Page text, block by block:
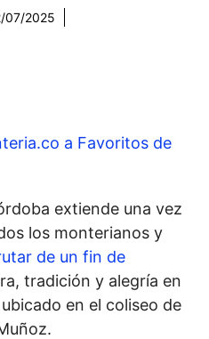
07/2025
a Favoritos de
extiende una vez
los monterianos y
de un fin de
tradición y alegría en
en el coliseo de